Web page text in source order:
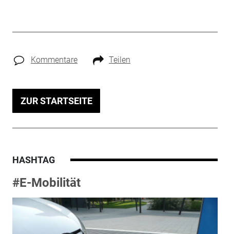
Kommentare Teilen
ZUR STARTSEITE
HASHTAG
#E-Mobilität